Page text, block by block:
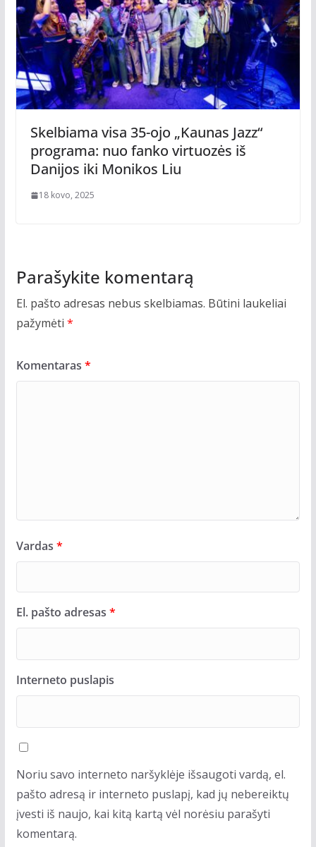
Skelbiama visa 35-ojo „Kaunas Jazz“
programa: nuo fanko virtuozės iš
Danijos iki Monikos Liu
18 kovo, 2025
Parašykite komentarą
El. pašto adresas nebus skelbiamas. Būtini laukeliai
pažymėti *
Komentaras *
Vardas *
El. pašto adresas *
Interneto puslapis
Noriu savo interneto naršyklėje išsaugoti vardą, el.
pašto adresą ir interneto puslapį, kad jų nebereiktų
įvesti iš naujo, kai kitą kartą vėl norėsiu parašyti
komentarą.